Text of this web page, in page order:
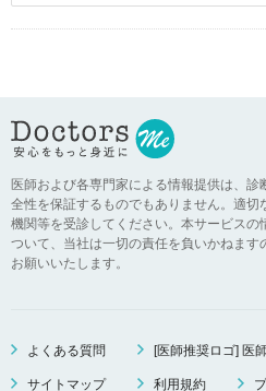
医師および各専門家による情報提供は、
全性を保証するものでもありません。適
機関等を受診してください。本サービス
ついて、当社は一切の責任を負いかねます
お願いいたします。
よくある質問 [医師推奨ロゴ] 医
サイトマップ 利用規約